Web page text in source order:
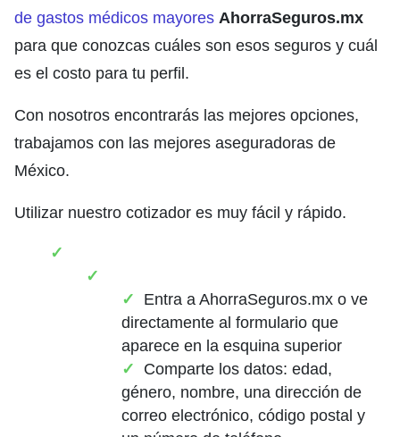
de gastos médicos mayores AhorraSeguros.mx
para que conozcas cuáles son esos seguros y cuál
es el costo para tu perfil.
Con nosotros encontrarás las mejores opciones,
trabajamos con las mejores aseguradoras de
México.
Utilizar nuestro cotizador es muy fácil y rápido.
Entra a AhorraSeguros.mx o ve
directamente al formulario que
aparece en la esquina superior
Comparte los datos: edad,
género, nombre, una dirección de
correo electrónico, código postal y